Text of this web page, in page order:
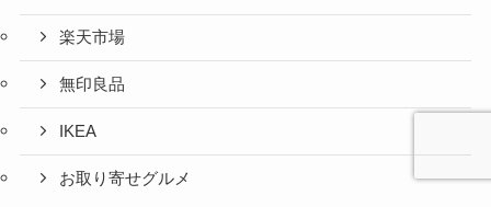
楽天市場
無印良品
IKEA
お取り寄せグルメ